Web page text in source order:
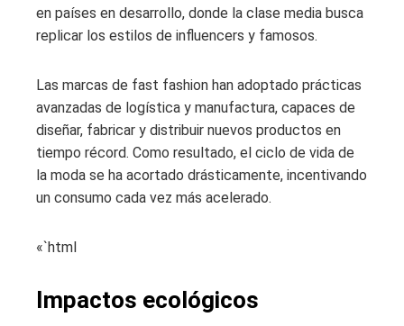
en países en desarrollo, donde la clase media busca
replicar los estilos de influencers y famosos.
Las marcas de fast fashion han adoptado prácticas
avanzadas de logística y manufactura, capaces de
diseñar, fabricar y distribuir nuevos productos en
tiempo récord. Como resultado, el ciclo de vida de
la moda se ha acortado drásticamente, incentivando
un consumo cada vez más acelerado.
«`html
Impactos ecológicos